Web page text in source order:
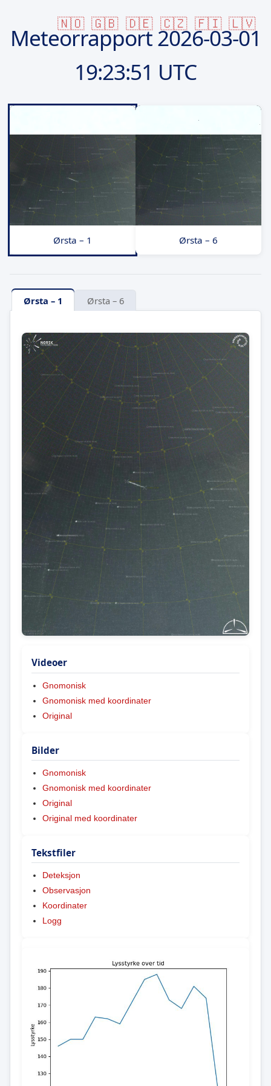
🇳🇴 🇬🇧 🇩🇪 🇨🇿 🇫🇮 🇱🇻
Meteorrapport2026-03-01
19:23:51 UTC
Ørsta – 1 Ørsta – 6
Ørsta – 1 Ørsta – 6
Videoer
Gnomonisk
Gnomonisk med koordinater
Original
Bilder
Gnomonisk
Gnomonisk med koordinater
Original
Original med koordinater
Tekstfiler
Deteksjon
Observasjon
Koordinater
Logg